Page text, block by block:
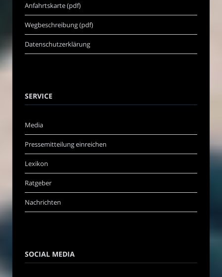
Anfahrtskarte (pdf)
Wegbeschreibung (pdf)
Datenschutzerklärung
SERVICE
Media
Pressemitteilung einreichen
Lexikon
Ratgeber
Nachrichten
SOCIAL MEDIA